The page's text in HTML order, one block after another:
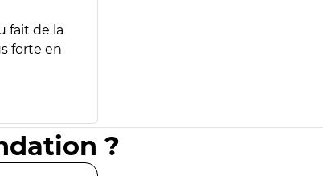
fait de la
forte en
?